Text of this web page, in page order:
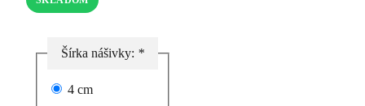
Šírka nášivky: *
4 cm